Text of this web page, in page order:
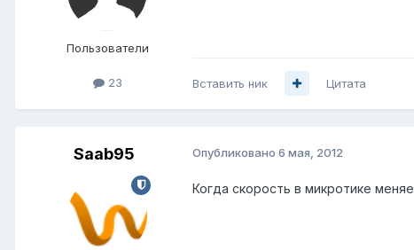
Пользователи
23 Вставить ник Цитата
Saab95 Опубликовано 6 мая, 2012
Когда скорость в микротике